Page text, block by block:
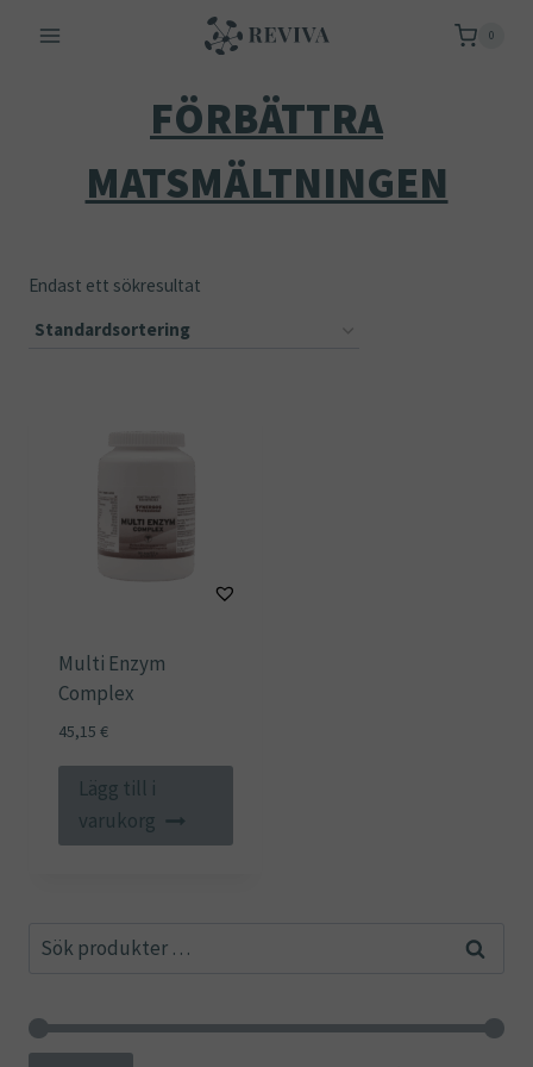
0
FÖRBÄTTRA
MATSMÄLTNINGEN
Endast ett sökresultat
Multi Enzym
Complex
45,15 €
Lägg till i
varukorg
Sök
Sök